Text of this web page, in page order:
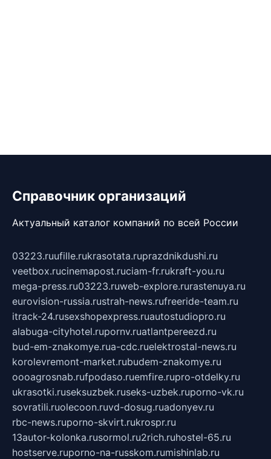
Справочник организаций
Актуальный каталог компаний по всей России
03223.ruufille.rukrasotata.ruprazdnikdushi.ru
veetbox.rucinemapost.ruciam-fr.rukraft-you.ru
mega-press.ru03223.ruweb-explore.rurastenuya.ru
eurovision-russia.rustrah-news.rufreeride-team.ru
itrack-24.rusexshopexpress.ruautostudiopro.ru
alabuga-cityhotel.rupornv.ruatlantpereezd.ru
bud-em-znakomye.rua-cdc.ruelektrostal-news.ru
korolevremont-market.rubudem-znakomye.ru
oooagrosnab.rufpodaso.ruemfire.rupro-otdelky.ru
ukrasotki.ruseksuzbek.ruseks-uzbek.ruporno-vk.ru
sovratili.ruolecoon.ruvd-dosug.ruadonyev.ru
rbc-news.ruporno-skvirt.rukrospr.ru
13autor-kolonka.rusormol.ru2rich.ruhostel-65.ru
hostserve.ruporno-na-russkom.rumishinlab.ru